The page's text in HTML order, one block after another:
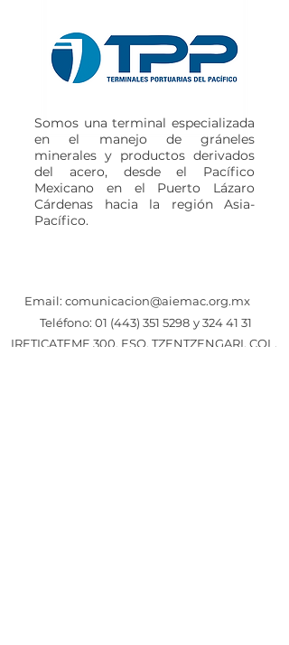
Somos una terminal especializada
en el manejo de gráneles
minerales y productos derivados
del acero, desde el Pacífico
Mexicano en el Puerto Lázaro
Cárdenas hacia la región Asia-
Pacífico.
Email: comunicacion@aiemac.org.mx
Teléfono: 01 (443) 351 5298 y324 41 31
IRETICATEME 300, ESQ. TZENTZENGARI, COL.